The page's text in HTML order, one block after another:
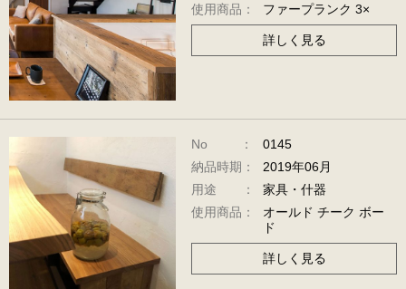
使用商品：
ファープランク 3×
詳しく見る
No ：
0145
納品時期：
2019年06月
用途 ：
家具・什器
使用商品：
オールド チーク ボー
ド
詳しく見る